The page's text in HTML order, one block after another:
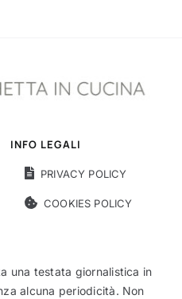
INFO LEGALI
PRIVACY POLICY
COOKIES POLICY
una testata giornalistica in
alcuna periodicità. Non